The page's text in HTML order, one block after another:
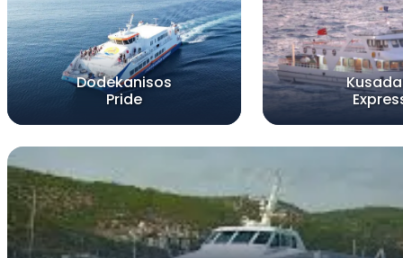
Dodekanisos
Pride